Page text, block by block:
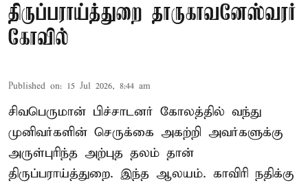
திருப்பராய்த்துறை தாருகாவனேஸ்வரர்
கோவில்
Published on: 15 Jul 2026, 8:44 am
சிவபெருமான் பிச்சாடனர் கோலத்தில் வந்து
முனிவர்களின் செருக்கை அகற்றி அவர்களுக்கு
அருள்புரிந்த அற்புத தலம் தான்
திருப்பராய்த்துறை. இந்த ஆலயம். காவிரி நதிக்கு